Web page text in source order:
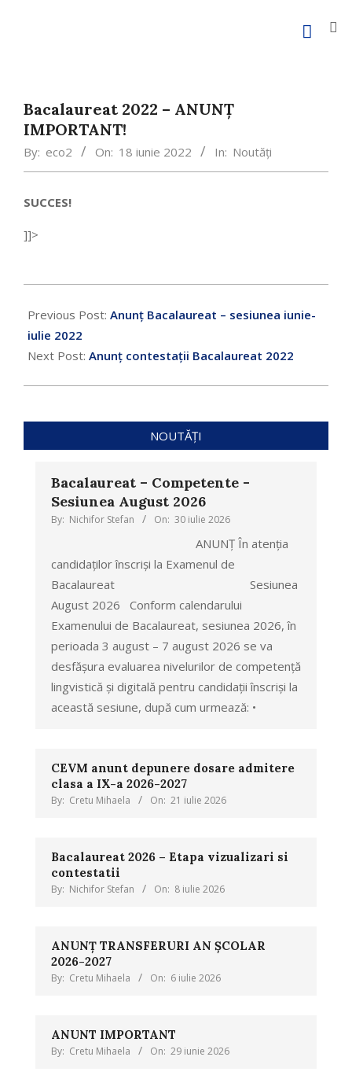
Bacalaureat 2022 – ANUNȚ
IMPORTANT!
By: eco2 On: 18 iunie 2022 In: Noutăți
SUCCES!
]]>
Previous Post: Anunț Bacalaureat – sesiunea iunie-
iulie 2022
Next Post: Anunț contestații Bacalaureat 2022
NOUTĂȚI
Bacalaureat – Competente -
Sesiunea August 2026
By: Nichifor Stefan On: 30 iulie 2026
ANUNȚ În atenția
candidaților înscriși la Examenul de
Bacalaureat Sesiunea
August 2026 Conform calendarului
Examenului de Bacalaureat, sesiunea 2026, în
perioada 3 august – 7 august 2026 se va
desfășura evaluarea nivelurilor de competență
lingvistică și digitală pentru candidații înscriși la
această sesiune, după cum urmează: •
CEVM anunt depunere dosare admitere
clasa a IX-a 2026-2027
By: Cretu Mihaela On: 21 iulie 2026
Bacalaureat 2026 – Etapa vizualizari si
contestatii
By: Nichifor Stefan On: 8 iulie 2026
ANUNȚ TRANSFERURI AN ȘCOLAR
2026-2027
By: Cretu Mihaela On: 6 iulie 2026
ANUNT IMPORTANT
By: Cretu Mihaela On: 29 iunie 2026